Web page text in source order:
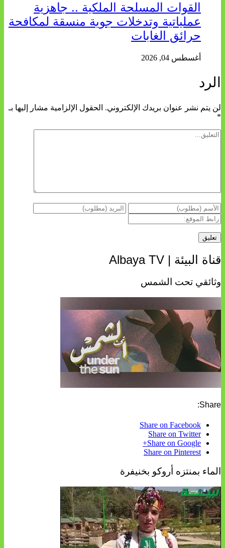
القوات المسلحة الملكية .. جاهزية
عملياتية وتدخلات جوية منسقة لمكافحة
حرائق الغابات
أغسطس 04, 2026
الرد
لن يتم نشر عنوان بريدك الإلكتروني. الحقول الإلزامية مشار إليها بـ
*
قناة البيئة | Albaya TV
وثائقي تحت الشمس
Share:
Share on Facebook
Share on Twitter
Share on Google+
Share on Pinterest
الماء بمنتزه أروكو بخنيفرة